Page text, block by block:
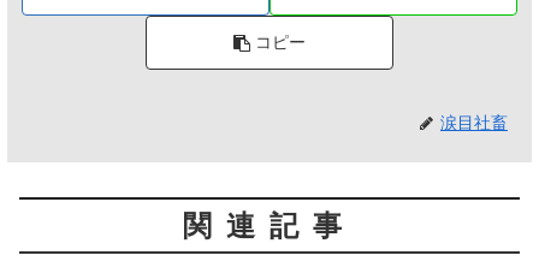
コピー
涙目社畜
関連記事